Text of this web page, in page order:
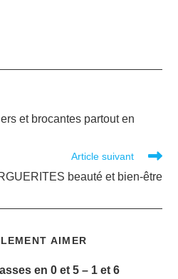
et brocantes partout en
Article suivant
beauté et bien-être
AIMER
en 0 et 5 – 1 et 6